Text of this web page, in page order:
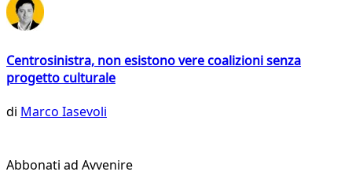
Centrosinistra, non esistono vere coalizioni senza
progetto culturale
di Marco Iasevoli
Abbonati ad Avvenire